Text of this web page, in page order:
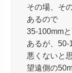
その場、そ
あるので
35-100mm
あるが、50-
悪くないと
望遠側の